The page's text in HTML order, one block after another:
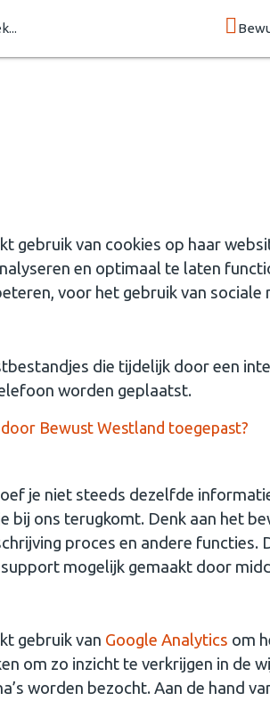
gebruik van cookies op haar
en optimaal te laten
voor het gebruik van sociale
die tijdelijk door een
worden geplaatst.
Bewust Westland toegepast?
je niet steeds dezelfde
bij ons terugkomt. Denk aan het
proces en andere functies.
mogelijk gemaakt door
gebruik van Google Analytics om
om zo inzicht te verkrijgen in de
worden bezocht. Aan de hand